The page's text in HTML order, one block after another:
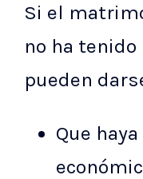
Si el
no ha
pueden
Que